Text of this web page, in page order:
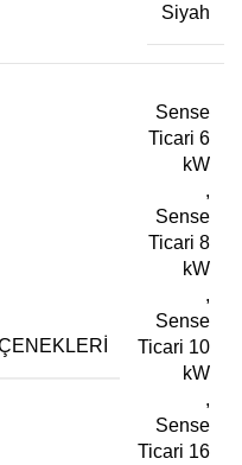
Siyah
Sense
Ticari 6
kW
,
Sense
Ticari 8
kW
,
Sense
Ticari 10
kW
,
Sense
Ticari 16